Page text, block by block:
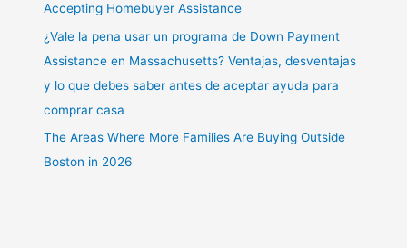
Accepting Homebuyer Assistance
¿Vale la pena usar un programa de Down Payment
Assistance en Massachusetts? Ventajas, desventajas
y lo que debes saber antes de aceptar ayuda para
comprar casa
The Areas Where More Families Are Buying Outside
Boston in 2026